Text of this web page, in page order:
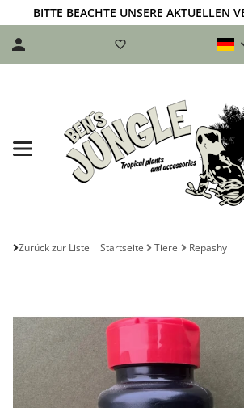
BITTE BEACHTE UNSERE AKTUELLEN
Zurück zur Liste Startseite Tiere Repashy